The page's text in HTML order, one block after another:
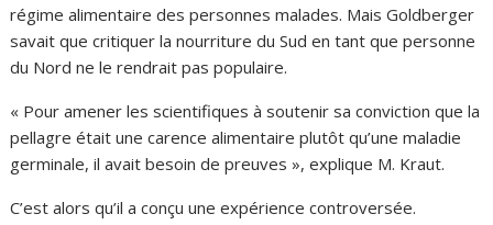
régime alimentaire des personnes malades. Mais Goldberger
savait que critiquer la nourriture du Sud en tant que personne
du Nord ne le rendrait pas populaire.
« Pour amener les scientifiques à soutenir sa conviction que la
pellagre était une carence alimentaire plutôt qu’une maladie
germinale, il avait besoin de preuves », explique M. Kraut.
C’est alors qu’il a conçu une expérience controversée.